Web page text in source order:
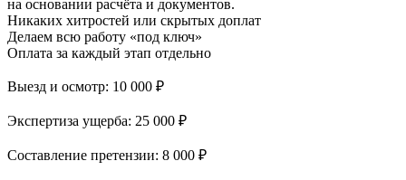
на основании расчёта и документов.
Никаких хитростей или скрытых доплат
Делаем всю работу «под ключ»
Оплата за каждый этап отдельно
Выезд и осмотр: 10 000 ₽
Экспертиза ущерба: 25 000 ₽
Составление претензии: 8 000 ₽